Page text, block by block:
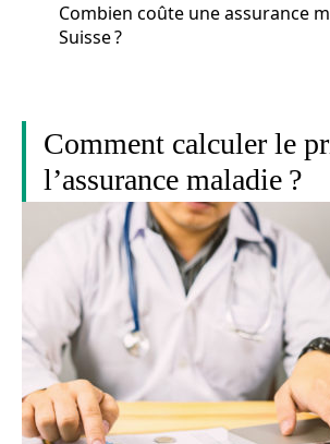
Combien coûte une assurance
Suisse ?
Comment calculer le
l’assurance maladie ?